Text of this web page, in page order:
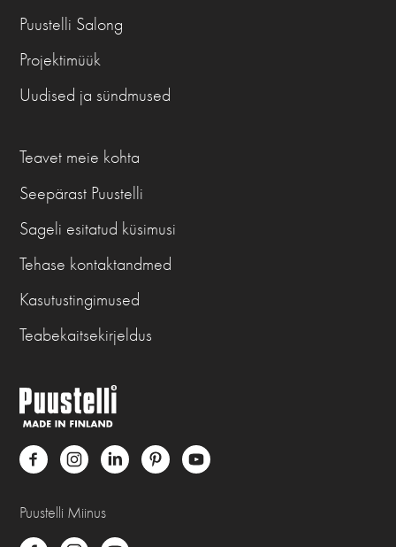
Puustelli Salong
Projektimüük
Uudised ja sündmused
Teavet meie kohta
Seepärast Puustelli
Sageli esitatud küsimusi
Tehase kontaktandmed
Kasutustingimused
Teabekaitsekirjeldus
Puustelli Miinus